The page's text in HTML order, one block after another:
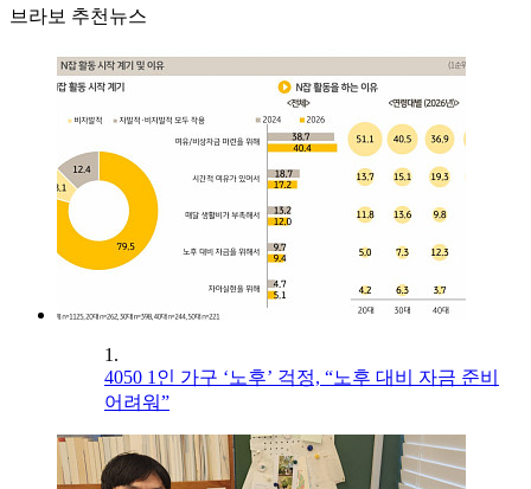
브라보 추천뉴스
1.
4050 1인 가구 ‘노후’ 걱정, “노후 대비 자금 준비
어려워”